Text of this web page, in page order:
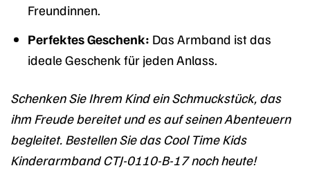
Freundinnen.
Perfektes Geschenk: Das Armband ist das
ideale Geschenk für jeden Anlass.
Schenken Sie Ihrem Kind ein Schmuckstück, das
ihm Freude bereitet und es auf seinen Abenteuern
begleitet. Bestellen Sie das Cool Time Kids
Kinderarmband CTJ-0110-B-17 noch heute!